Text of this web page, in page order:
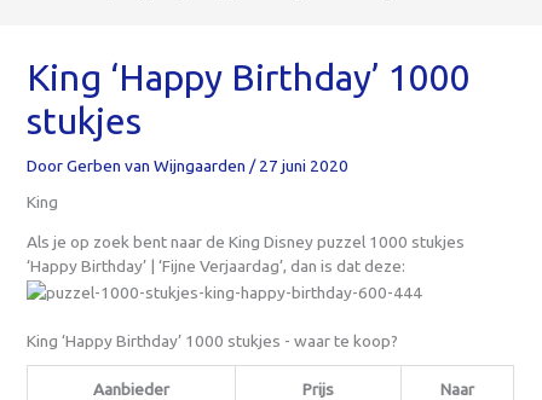
King ‘Happy Birthday’ 1000
stukjes
DoorGerben van Wijngaarden /27 juni 2020
King
Als je op zoek bent naar de King Disney puzzel 1000 stukjes
‘Happy Birthday’ | ‘Fijne Verjaardag’, dan is dat deze:
King ‘Happy Birthday’ 1000 stukjes - waar te koop?
Aanbieder Prijs
Naar